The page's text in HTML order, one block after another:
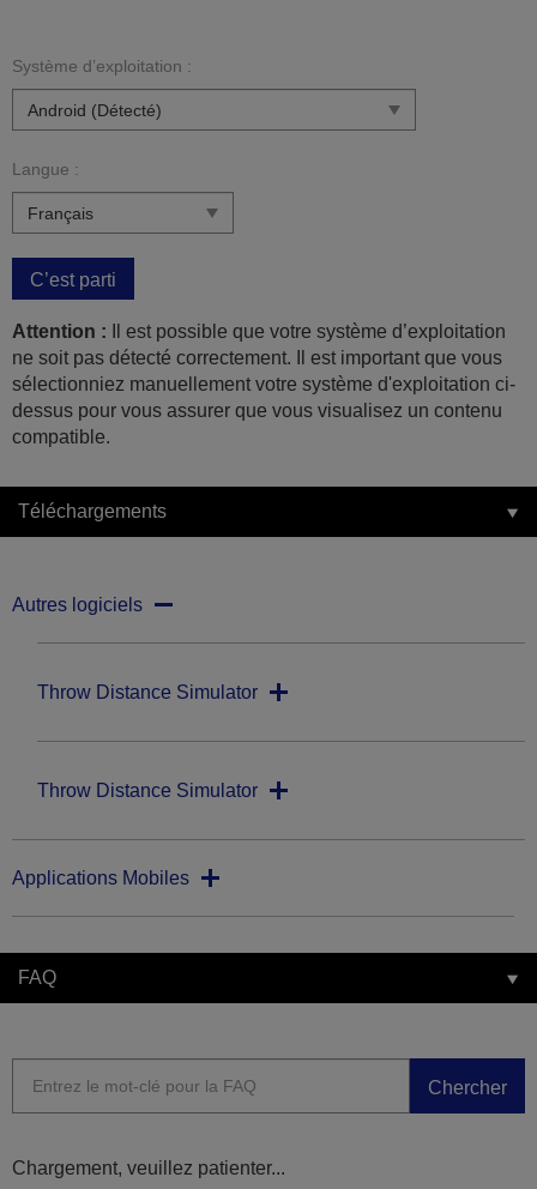
Système d’exploitation :
Langue :
C’est parti
Attention : Il est possible que votre système d’exploitation
ne soit pas détecté correctement. Il est important que vous
sélectionniez manuellement votre système d'exploitation ci-
dessus pour vous assurer que vous visualisez un contenu
compatible.
Téléchargements
Autres logiciels
Throw Distance Simulator
Throw Distance Simulator
Applications Mobiles
FAQ
Chercher
Chargement, veuillez patienter...